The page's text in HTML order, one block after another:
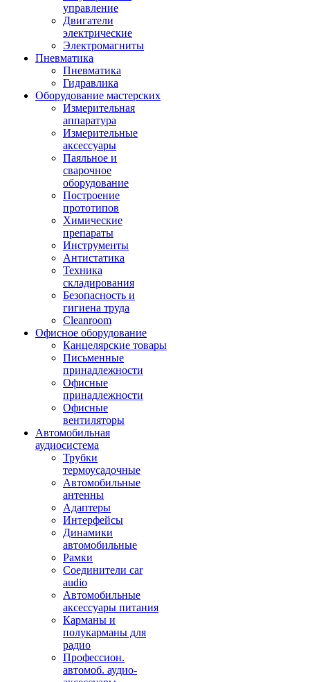
управление
Двигатели
электрические
Электромагниты
Пневматика
Пневматика
Гидравлика
Оборудование мастерских
Измерительная
аппаратура
Измерительные
аксессуары
Паяльное и
сварочное
оборудование
Построение
прототипов
Химические
препараты
Инструменты
Aнтистатика
Техника
складирования
Безопасность и
гигиена труда
Cleanroom
Офисное оборудование
Канцелярские товары
Письменные
принадлежности
Офисные
принадлежности
Офисные
вентиляторы
Автомобильная
аудиосистема
Трубки
термоусадочные
Автомобильные
антенны
Адаптеры
Интерфейсы
Динамики
автомобильные
Рамки
Соединители car
audio
Автомобильные
аксессуары питания
Карманы и
полукарманы для
радио
Профессион.
автомоб. аудио-